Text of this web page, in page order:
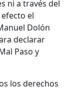
ni a través del
el
Dolón
declarar
Paso y
los derechos